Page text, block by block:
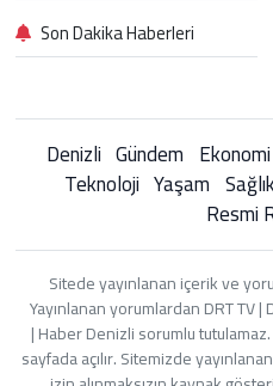
Son Dakika Haberleri
Denizli Gündem Ekonomi
Teknoloji Yaşam
Resmi
Sitede yayınlanan içerik ve
Yayınlanan yorumlardan DRT TV
| Haber Denizli sorumlu
sayfada açılır. Sitemizde